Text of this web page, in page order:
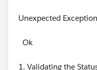
Unexpected
Ok
1. Validating the